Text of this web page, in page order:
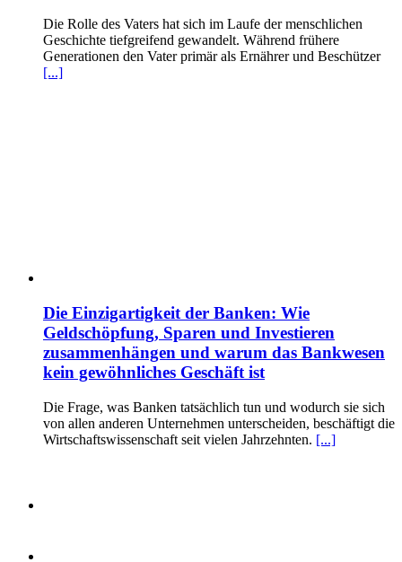
Die Rolle des Vaters hat sich im Laufe der menschlichen
Geschichte tiefgreifend gewandelt. Während frühere
Generationen den Vater primär als Ernährer und Beschützer
[...]
Die Einzigartigkeit der Banken: Wie
Geldschöpfung, Sparen und Investieren
zusammenhängen und warum das Bankwesen
kein gewöhnliches Geschäft ist
Die Frage, was Banken tatsächlich tun und wodurch sie sich
von allen anderen Unternehmen unterscheiden, beschäftigt die
Wirtschaftswissenschaft seit vielen Jahrzehnten. [...]